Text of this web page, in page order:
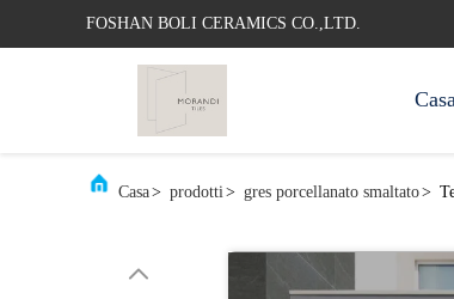
FOSHAN BOLI CERAMICS CO.,LTD.
Casa> prodotti> gres porcellanato smaltato>